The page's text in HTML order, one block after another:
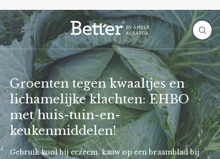
Groenten tegen kwaaltjes en
lichamelijke klachten: EHBO
met huis-tuin-en-
keukenmiddelen!
Gebruik kool bij eczeem, kauw op een braamblad bij